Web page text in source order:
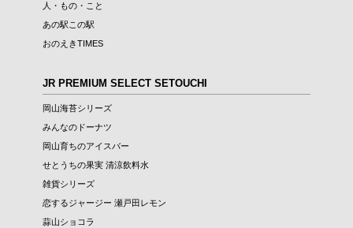
人・もの・こと
あの駅この駅
おのえきTIMES
JR PREMIUM SELECT SETOUCHI
岡山海苔シリーズ
みんなのドーナツ
岡山育ちのアイスバー
せとうちの果実 清涼飲料水
雑貨シリーズ
恋するジャージー 瀬戸田レモン
蒜山ショコラ